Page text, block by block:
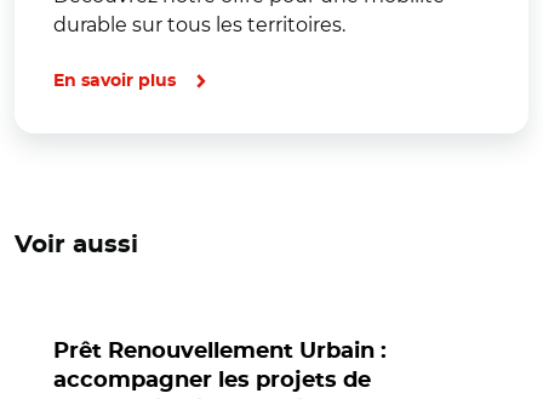
durable sur tous les territoires.
En savoir plus
Voir aussi
Prêt Renouvellement Urbain :
accompagner les projets de